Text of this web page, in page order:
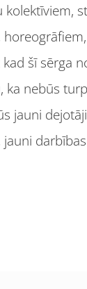
kolektīviem,
šī sērga
ka nebūs
jauni
jauni